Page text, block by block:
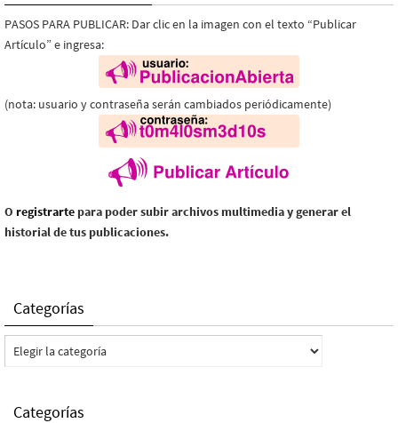
PASOS PARA PUBLICAR: Dar clic en la imagen con el texto “Publicar
Artículo” e ingresa:
(nota: usuario y contraseña serán cambiados periódicamente)
O registrarte para poder subir archivos multimedia y generar el
historial de tus publicaciones.
Categorías
Categorías
Categorías